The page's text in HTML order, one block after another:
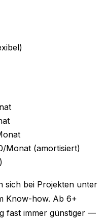
Monat (amortisiert)
sich bei Projekten unter
Know-how. Ab 6+
fast immer günstiger —